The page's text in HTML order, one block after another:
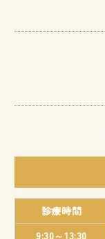
診療時間
9:30～13:30